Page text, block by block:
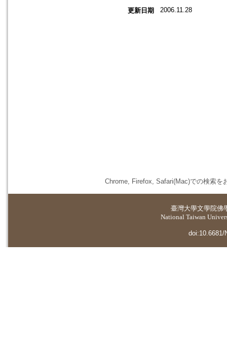
更新日期 2006.11.28
Chrome, Firefox, Safari(Mac)での検索を
臺灣大學文學院佛
National Taiwan
doi:10.6681/